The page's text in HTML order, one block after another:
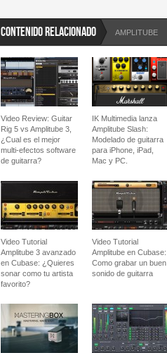
CONTENIDO RELACIONADO AMPLITUBE
Video Review: Guitar
Rig 5 vs Amplitube 3,
¿Cual es el mejor
multi-efectos software
de guitarra?
IK Multimedia lanza
Amplitube Slash:
Modelado de guitarra
para iPhone, iPad,
Mac y PC.
Video Tutorial
Amplitube 3 avanzado
en Cubase: ¿Quieres
sonar como tu artista
favorito?
Video Tutorial
Amplitube en Cubase:
Como grabar un buen
sonido de guitarra